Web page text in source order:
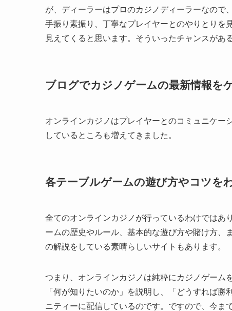
が、ディーラーはプロのカジノディーラーなので
手振り素振り、丁寧なプレイヤーとのやりとりを
見えてくると思います。そういったチャンスがあ
ブログでカジノゲームの最新情報を
オンラインカジノはプレイヤーとのコミュニケー
しているところも増えてきました。
各テーブルゲームの遊び方やコツを
全てのオンラインカジノが行っているわけではあ
ームの歴史やルール、基本的な遊び方や賭け方、
の解説をしている素晴らしいサイトもあります。
つまり、オンラインカジノは純粋にカジノゲーム
「何が知りたいのか」を説明し、「どうすれば
ニティーに配信しているのです。ですので、今ま